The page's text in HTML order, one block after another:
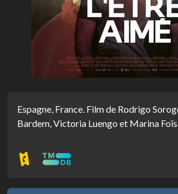
Espagne, France. Film de Rodrigo
Bardem, Victoria Luengo et Marina Foïs